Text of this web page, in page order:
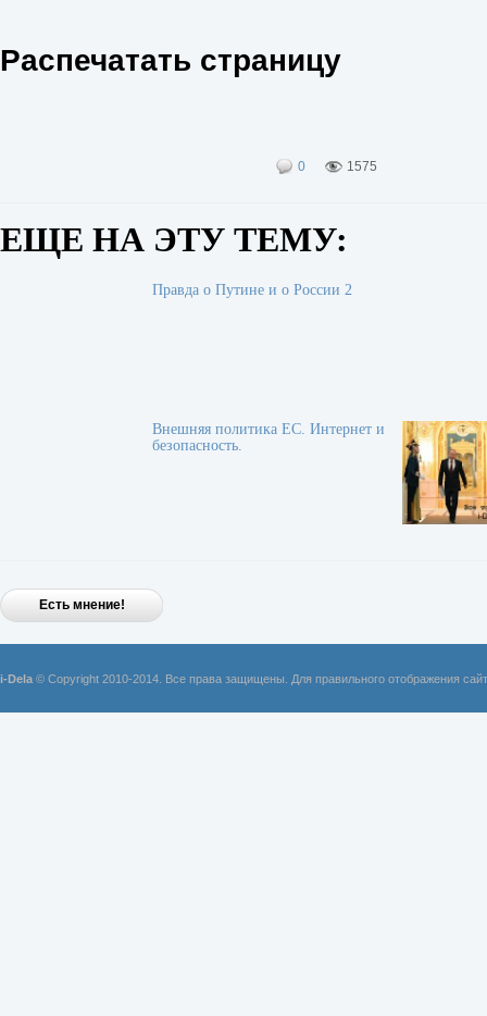
Распечатать страницу
0 1575
ЕЩЕ НА ЭТУ ТЕМУ:
Правда о Путине и о России 2
Внешняя политика ЕС. Интернет и
безопасность.
Есть мнение!
i-Dela © Copyright 2010-2014. Все права защищены. Для правильного отображения